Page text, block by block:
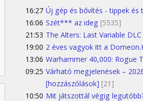
16:27 Új gép és bővítés - tippek és
16:06 Szét*** az ideg [5535]
21:53 The Alters: Last Variable
19:00 2 éves vagyok itt a
13:06 Warhammer 40,000: Rogue
09:25 Várható megjelenések –
[hozzászólások] [21]
10:50 Mit játszottál végig